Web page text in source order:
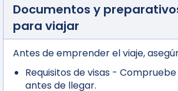
Documentos y
para viajar
Antes de emprender el viaje,
Requisitos de visas- Compruebe
antes de llegar.